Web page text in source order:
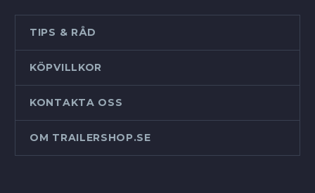
TIPS & RÅD
KÖPVILLKOR
KONTAKTA OSS
OM TRAILERSHOP.SE